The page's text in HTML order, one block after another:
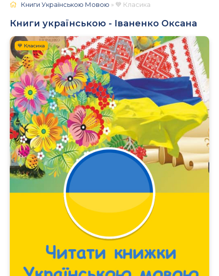
Книги Українською Мовою » 💙 Класика
Книги українською - Іваненко Оксана
💙 Класика